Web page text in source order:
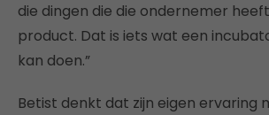
die dingen die die ondernemer
product. Dat is iets wat een
kan doen.”
Betist denkt dat zijn eigen ervaring